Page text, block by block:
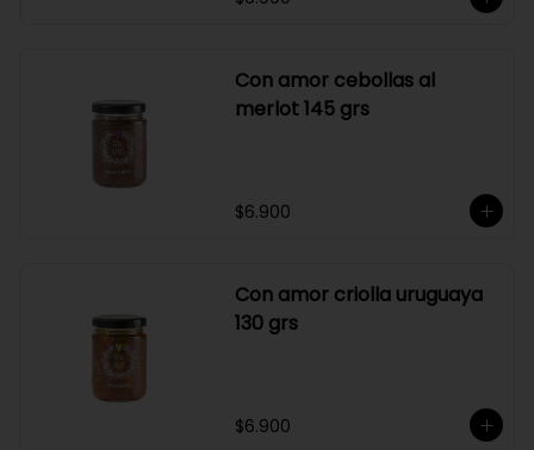
Con amor cebollas al
merlot 145 grs
$6.900
Con amor criolla uruguaya
130 grs
$6.900